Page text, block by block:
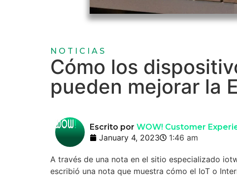
NOTICIAS
Cómo los
pueden mejorar la
Escrito por WOW! Customer
January 4, 2023 1:46 am
A través de una nota en el sitio especializado
escribió una nota que muestra cómo el IoT o